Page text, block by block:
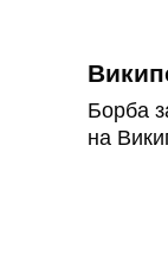
Борба
на